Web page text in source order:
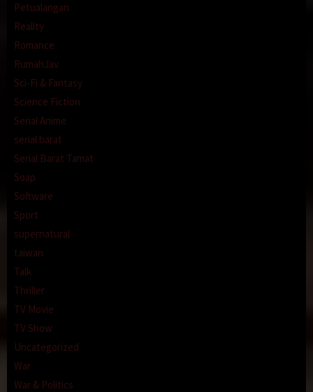
Petualangan
Reality
Romance
RumahJav
Sci-Fi & Fantasy
Science Fiction
Serial Anime
serial barat
Serial Barat Tamat
Soap
Software
Sport
supernatural
taiwan
Talk
Thriller
TV Movie
TV Show
Uncategorized
War
War & Politics